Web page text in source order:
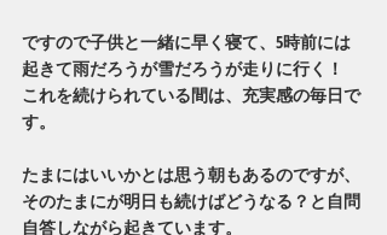
ですので子供と一緒に早く寝て、5時前には
起きて雨だろうが雪だろうが走りに行く！
これを続けられている間は、充実感の毎日で
す。
たまにはいいかとは思う朝もあるのですが、
そのたまにが明日も続けばどうなる？と自問
自答しながら起きています。